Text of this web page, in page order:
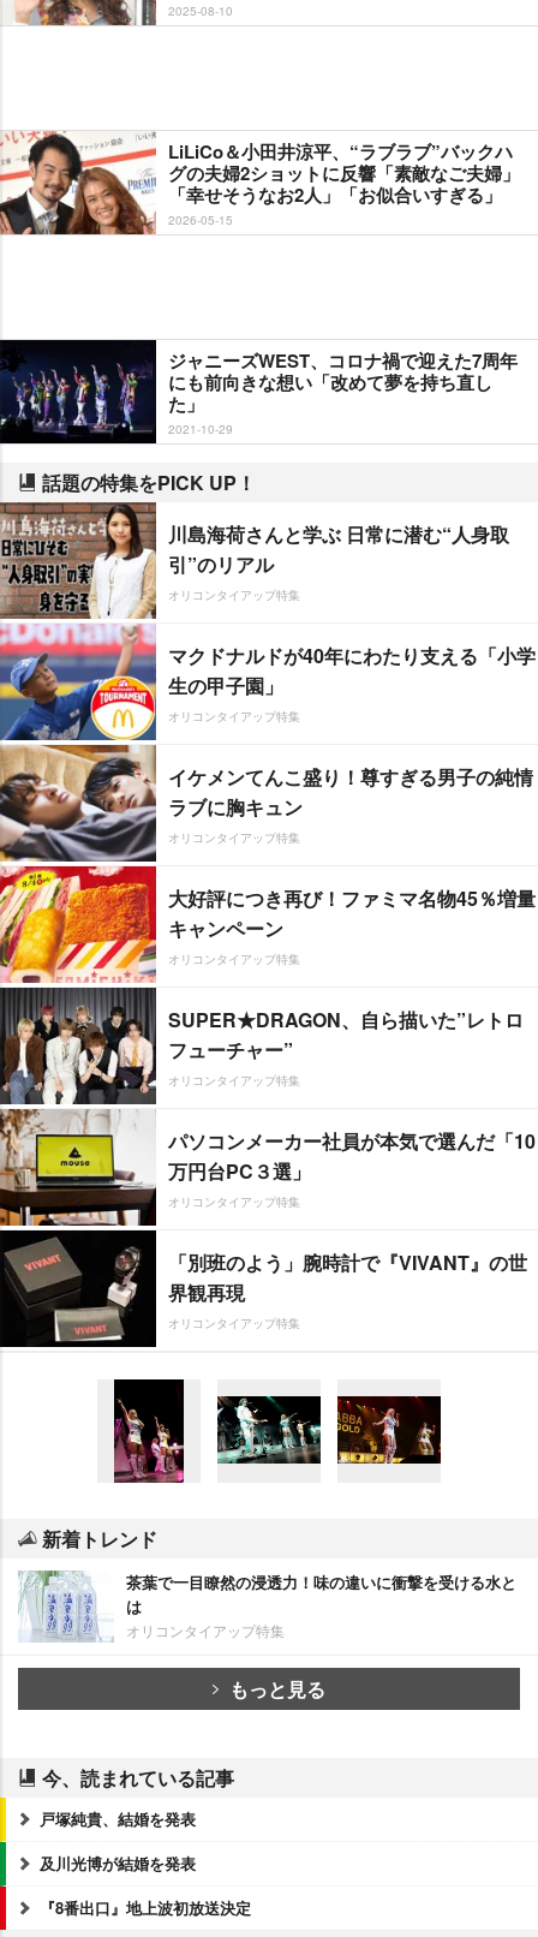
2025-08-10
LiLiCo＆小田井涼平、“ラブラブ”バックハ
グの夫婦2ショットに反響「素敵なご夫婦」
「幸せそうなお2人」「お似合いすぎる」
2026-05-15
ジャニーズWEST、コロナ禍で迎えた7周年
にも前向きな想い「改めて夢を持ち直し
た」
2021-10-29
話題の特集をPICK UP！
川島海荷さんと学ぶ 日常に潜む“人身取
引”のリアル
オリコンタイアップ特集
マクドナルドが40年にわたり支える「小学
生の甲子園」
オリコンタイアップ特集
イケメンてんこ盛り！尊すぎる男子の純情
ラブに胸キュン
オリコンタイアップ特集
大好評につき再び！ファミマ名物45％増量
キャンペーン
オリコンタイアップ特集
SUPER★DRAGON、自ら描いた”レトロ
フューチャー”
オリコンタイアップ特集
パソコンメーカー社員が本気で選んだ「10
万円台PC３選」
オリコンタイアップ特集
「別班のよう」腕時計で『VIVANT』の世
界観再現
オリコンタイアップ特集
新着トレンド
茶葉で一目瞭然の浸透力！味の違いに衝撃を受ける水と
は
オリコンタイアップ特集
もっと見る
今、読まれている記事
戸塚純貴、結婚を発表
及川光博が結婚を発表
『8番出口』地上波初放送決定